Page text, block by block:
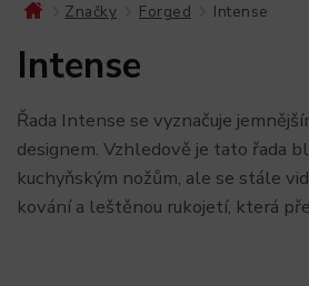
Značky Forged Intense
Intense
Řada Intense se vyznačuje
designem. Vzhledově je tato řada
kuchyňským nožům, ale se stále
kování a leštěnou rukojetí, která